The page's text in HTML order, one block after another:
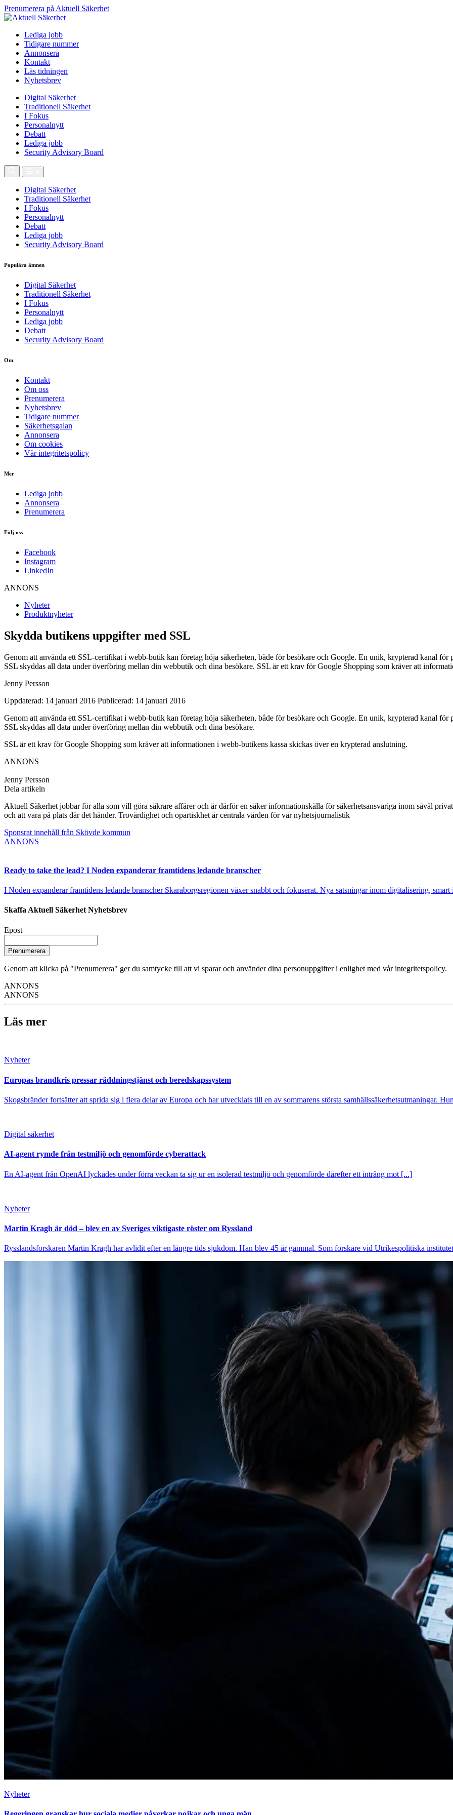
Prenumerera på Aktuell Säkerhet
Lediga jobb
Tidigare nummer
Annonsera
Kontakt
Läs tidningen
Nyhetsbrev
Digital Säkerhet
Traditionell Säkerhet
I Fokus
Personalnytt
Debatt
Lediga jobb
Security Advisory Board
Digital Säkerhet
Traditionell Säkerhet
I Fokus
Personalnytt
Debatt
Lediga jobb
Security Advisory Board
Populära ämnen
Digital Säkerhet
Traditionell Säkerhet
I Fokus
Personalnytt
Lediga jobb
Debatt
Security Advisory Board
Om
Kontakt
Om oss
Prenumerera
Nyhetsbrev
Tidigare nummer
Säkerhetsgalan
Annonsera
Om cookies
Vår integritetspolicy
Mer
Lediga jobb
Annonsera
Prenumerera
Följ oss
Facebook
Instagram
LinkedIn
ANNONS
Nyheter
Produktnyheter
Skydda butikens uppgifter med SSL
Genom att använda ett SSL-certifikat i webb-butik kan företag höja säkerheten, både för besökare och Google. En unik, krypterad kanal
SSL skyddas all data under överföring mellan din webbutik och dina besökare. SSL är ett krav för Google Shopping som kräver att
Jenny Persson
Uppdaterad: 14 januari 2016 Publicerad: 14 januari 2016
Genom att använda ett SSL-certifikat i webb-butik kan företag höja säkerheten, både för besökare och Google. En unik, krypterad kanal
SSL skyddas all data under överföring mellan din webbutik och dina besökare.
SSL är ett krav för Google Shopping som kräver att informationen i webb-butikens kassa skickas över en krypterad anslutning.
ANNONS
Jenny Persson
Dela artikeln
Aktuell Säkerhet jobbar för alla som vill göra säkrare affärer och är därför en säker informationskälla för säkerhetsansvariga inom såväl
och att vara på plats där det händer. Trovärdighet och opartiskhet är centrala värden för vår nyhetsjournalistik
Sponsrat innehåll från Skövde kommun
ANNONS
Ready to take the lead? I Noden expanderar framtidens ledande branscher
I Noden expanderar framtidens ledande branscher Skaraborgsregionen växer snabbt och fokuserat. Nya satsningar inom digitalisering,
Skaffa Aktuell Säkerhet Nyhetsbrev
Epost
Prenumerera
Genom att klicka på "Prenumerera" ger du samtycke till att vi sparar och använder dina personuppgifter i enlighet med vår integritetspolicy.
ANNONS
ANNONS
Läs mer
Nyheter
Europas brandkris pressar räddningstjänst och beredskapssystem
Skogsbränder fortsätter att sprida sig i flera delar av Europa och har utvecklats till en av sommarens största samhällssäkerhetsutmaningar.
Digital säkerhet
AI-agent rymde från testmiljö och genomförde cyberattack
En AI-agent från OpenAI lyckades under förra veckan ta sig ur en isolerad testmiljö och genomförde därefter ett intrång mot [...]
Nyheter
Martin Kragh är död – blev en av Sveriges viktigaste röster om Ryssland
Rysslandsforskaren Martin Kragh har avlidit efter en längre tids sjukdom. Han blev 45 år gammal. Som forskare vid Utrikespolitiska
Nyheter